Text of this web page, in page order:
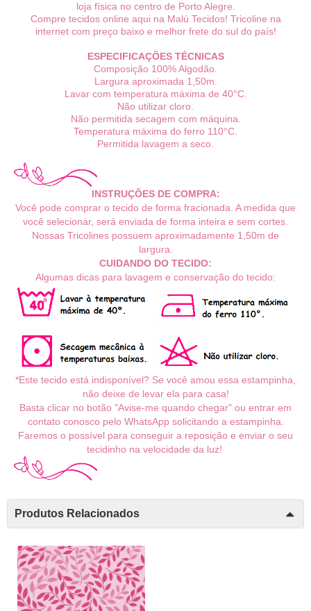
loja física no centro de Porto Alegre.
Compre tecidos online aqui na Malú Tecidos! Tricoline na
internet com preço baixo e melhor frete do sul do país!
ESPECIFICAÇÕES TÉCNICAS
Composição 100% Algodão.
Largura aproximada 1,50m.
Lavar com temperatura máxima de 40°C.
Não utilizar cloro.
Não permitida secagem com máquina.
Temperatura máxima do ferro 110°C.
Permitida lavagem a seco.
INSTRUÇÕES DE COMPRA:
Você pode comprar o tecido de forma fracionada. A medida que
você selecionar, será enviada de forma inteira e sem cortes.
Nossas Tricolines possuem aproximadamente 1,50m de
largura.
CUIDANDO DO TECIDO:
Algumas dicas para lavagem e conservação do tecido:
*Este tecido está indisponível? Se você amou essa estampinha,
não deixe de levar ela para casa!
Basta clicar no botão "Avise-me quando chegar" ou entrar em
contato conosco pelo WhatsApp solicitando a estampinha.
Faremos o possível para conseguir a reposição e enviar o seu
tecidinho na velocidade da luz!
Produtos Relacionados